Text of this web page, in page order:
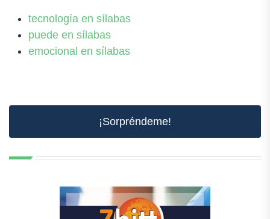
tecnología en sílabas
puede en sílabas
emocional en sílabas
¡Sorpréndeme!